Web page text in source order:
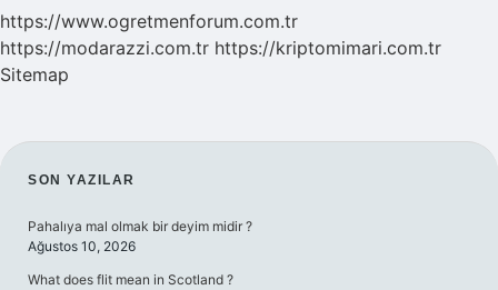
https://www.ogretmenforum.com.tr
https://modarazzi.com.tr https://kriptomimari.com.tr
Sitemap
SIDEBAR
SON YAZILAR
Pahalıya mal olmak bir deyim midir ?
Ağustos 10, 2026
What does flit mean in Scotland ?